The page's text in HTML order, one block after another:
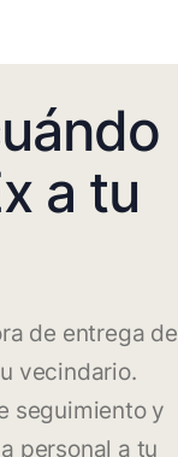
a tu
de entrega de
vecindario.
seguimiento y
personal a tu